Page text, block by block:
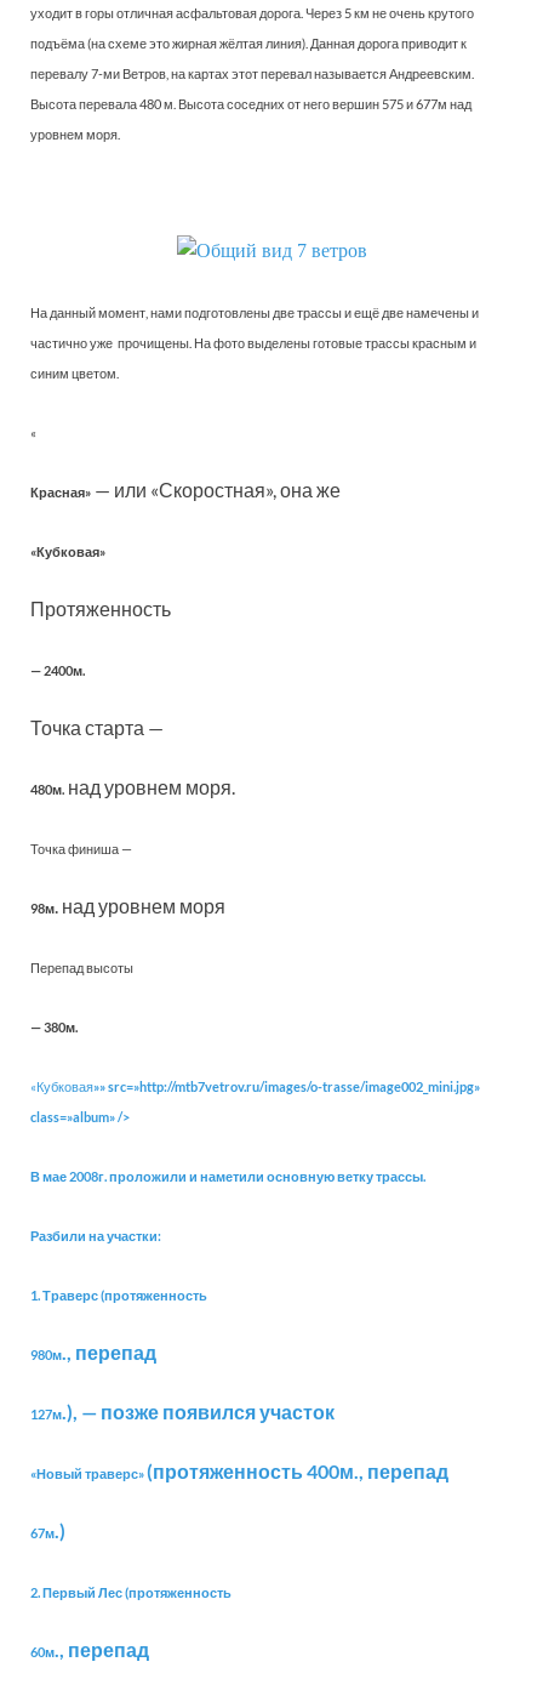
уходит в горы отличная асфальтовая дорога. Через 5 км не очень крутого
подъёма (на схеме это жирная жёлтая линия). Данная дорога приводит к
перевалу 7-ми Ветров, на картах этот перевал называется Андреевским.
Высота перевала 480 м. Высота соседних от него вершин 575 и 677м над
уровнем моря.
На данный момент, нами подготовлены две трассы и ещё две намечены и
частично уже прочищены. На фото выделены готовые трассы красным и
синим цветом.
«
Красная» — или «Скоростная», она же
«Кубковая»
Протяженность
— 2400м.
Точка старта —
480м. над уровнем моря.
Точка финиша —
98м. над уровнем моря
Перепад высоты
— 380м.
«Кубковая»» src=»http://mtb7vetrov.ru/images/o-trasse/image002_mini.jpg»
class=»album» />
В мае 2008г. проложили и наметили основную ветку трассы.
Разбили на участки:
1. Траверс (протяженность
980м., перепад
127м.), — позже появился участок
«Новый траверс»(протяженность 400м., перепад
67м.)
2. Первый Лес (протяженность
60м., перепад